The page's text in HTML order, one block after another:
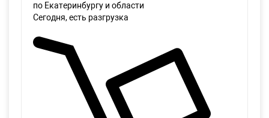
по Екатеринбургу и области
Сегодня, есть разгрузка